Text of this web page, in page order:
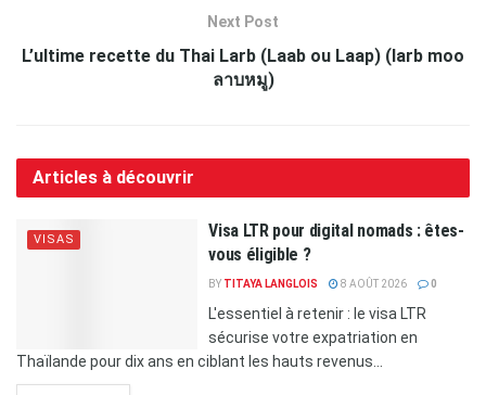
Next Post
L’ultime recette du Thai Larb (Laab ou Laap) (larb moo
ลาบหมู)
Articles à découvrir
VISAS
Visa LTR pour digital nomads : êtes-
vous éligible ?
BY TITAYA LANGLOIS 8 AOÛT 2026 0
L'essentiel à retenir : le visa LTR
sécurise votre expatriation en
Thaïlande pour dix ans en ciblant les hauts revenus...